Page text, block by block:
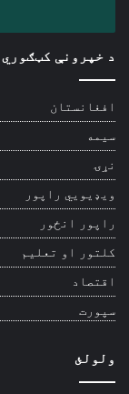
د خپرونې کټګوري
افغانستان
سیمه
نړۍ
ویډیويي راپور
راپور انځور
کلتور او تعلیم
اقتصاد
سپورت
ولولئ